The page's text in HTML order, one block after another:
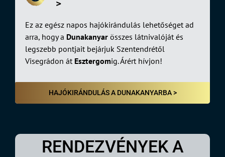
>
Ez az egész napos hajókirándulás lehetőséget ad
arra, hogy a Dunakanyar összes látnivalóját és
legszebb pontjait bejárjuk Szentendrétől
Visegrádon át Esztergomig. Árért hívjon!
HAJÓKIRÁNDULÁS A DUNAKANYARBA >
RENDEZVÉNYEK A